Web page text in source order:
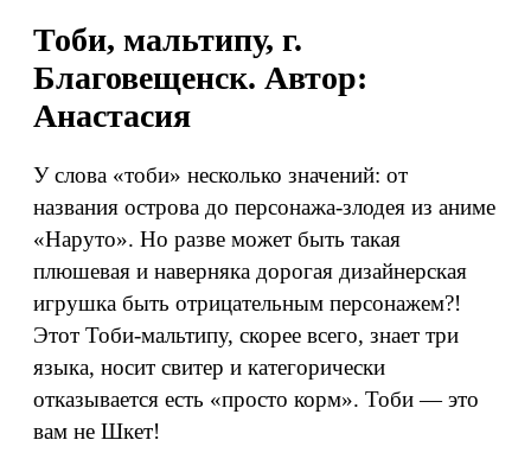
Тоби, мальтипу, г.
Благовещенск. Автор:
Анастасия
У слова «тоби» несколько значений: от
названия острова до персонажа-злодея из аниме
«Наруто». Но разве может быть такая
плюшевая и наверняка дорогая дизайнерская
игрушка быть отрицательным персонажем?!
Этот Тоби-мальтипу, скорее всего, знает три
языка, носит свитер и категорически
отказывается есть «просто корм». Тоби — это
вам не Шкет!